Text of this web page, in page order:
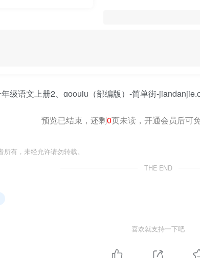
预览已结束，还剩0页未读，开通会员后可
有，未经允许请勿转载。
THE END
喜欢就支持一下吧